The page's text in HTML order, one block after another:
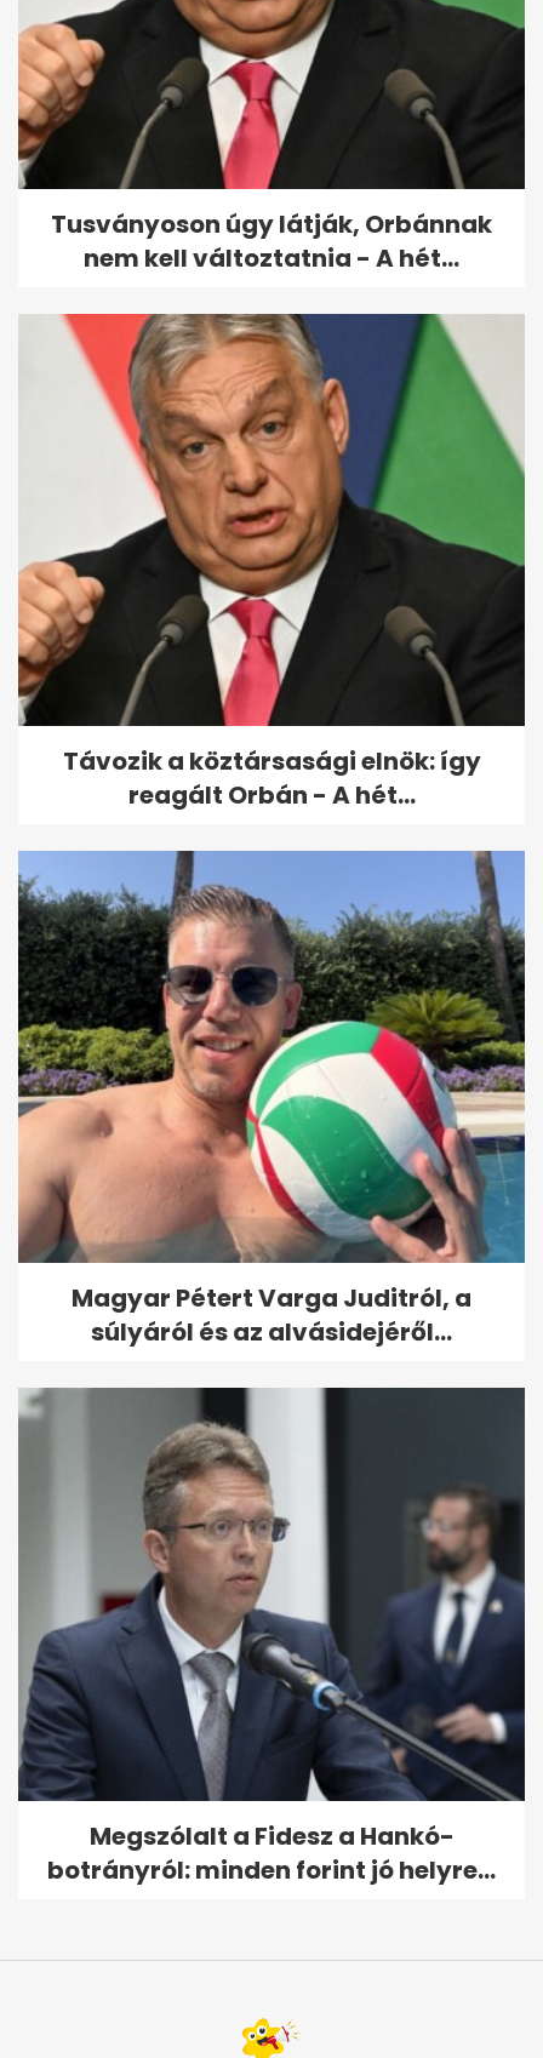
Videón bukott le Orbán
Szerbiában: egy híres
milliárdossal nyaral
Tusványoson úgy látják, Orbánnak
nem kell változtatnia - A hét...
Távozik a köztársasági elnök: így
reagált Orbán - A hét...
Magyar Pétert Varga Juditról, a
súlyáról és az alvásidejéről...
Megszólalt a Fidesz a Hankó-
botrányról: minden forint jó helyre...